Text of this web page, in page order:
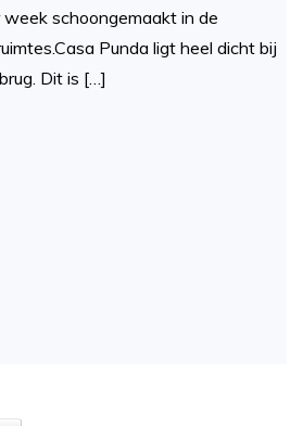
schoongemaakt in de
Punda ligt heel dicht bij
Dit is […]